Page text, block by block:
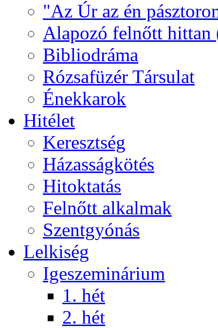
"Az Úr az én
Alapozó felnőtt hittan
Bibliodráma
Rózsafüzér Társulat
Énekkarok
Hitélet
Keresztség
Házasságkötés
Hitoktatás
Felnőtt alkalmak
Szentgyónás
Lelkiség
Igeszeminárium
1. hét
2. hét